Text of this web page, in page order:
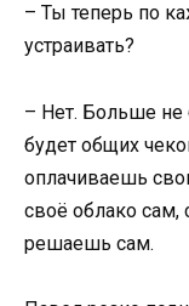
– Ты теперь по
устраивать?
– Нет. Больше не
будет общих
оплачиваешь
своё облако
решаешь сам.